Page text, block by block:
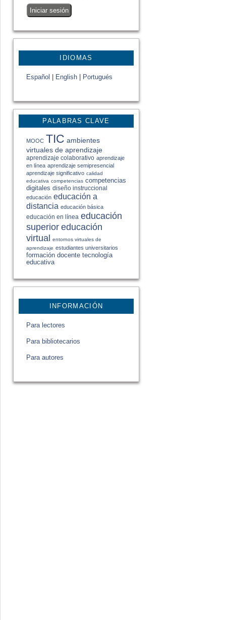
IDIOMAS
Español English Portugués
PALABRAS CLAVE
MOOC TIC ambientes
virtuales de aprendizaje
aprendizaje colaborativo aprendizaje
en línea aprendizaje semipresencial
aprendizaje significativo calidad
educativa competencias competencias
digitales diseño instruccional
educación educación a
distancia educación básica
educación en línea educación
superior educación
virtual entornos virtuales de
aprendizaje estudiantes universitarios
formación docente tecnología
educativa
INFORMACIÓN
Para lectores
Para bibliotecarios
Para autores